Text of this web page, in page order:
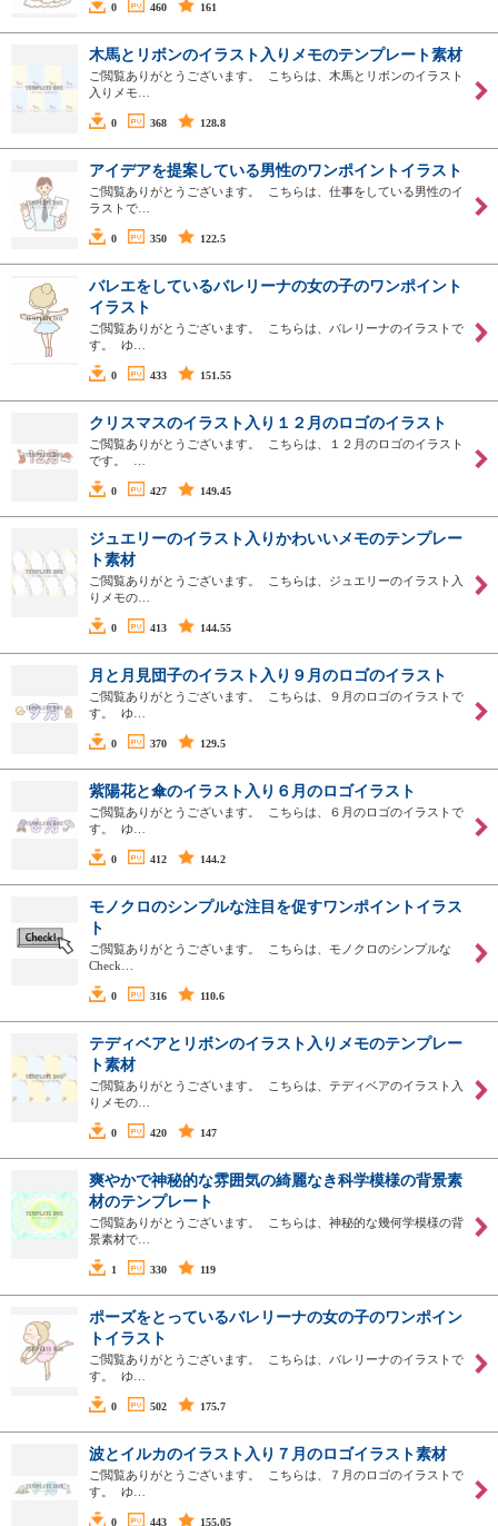
0 460 161
木馬とリボンのイラスト入りメモのテンプレート素材
ご閲覧ありがとうございます。 こちらは、木馬とリボンのイラスト
入りメモ…
0 368 128.8
アイデアを提案している男性のワンポイントイラスト
ご閲覧ありがとうございます。 こちらは、仕事をしている男性のイ
ラストで…
0 350 122.5
バレエをしているバレリーナの女の子のワンポイント
イラスト
ご閲覧ありがとうございます。 こちらは、バレリーナのイラストで
す。 ゆ…
0 433 151.55
クリスマスのイラスト入り１２月のロゴのイラスト
ご閲覧ありがとうございます。 こちらは、１２月のロゴのイラスト
です。 …
0 427 149.45
ジュエリーのイラスト入りかわいいメモのテンプレー
ト素材
ご閲覧ありがとうございます。 こちらは、ジュエリーのイラスト入
りメモの…
0 413 144.55
月と月見団子のイラスト入り９月のロゴのイラスト
ご閲覧ありがとうございます。 こちらは、９月のロゴのイラストで
す。 ゆ…
0 370 129.5
紫陽花と傘のイラスト入り６月のロゴイラスト
ご閲覧ありがとうございます。 こちらは、６月のロゴのイラストで
す。 ゆ…
0 412 144.2
モノクロのシンプルな注目を促すワンポイントイラス
ト
ご閲覧ありがとうございます。 こちらは、モノクロのシンプルな
Check…
0 316 110.6
テディベアとリボンのイラスト入りメモのテンプレー
ト素材
ご閲覧ありがとうございます。 こちらは、テディベアのイラスト入
りメモの…
0 420 147
爽やかで神秘的な雰囲気の綺麗なき科学模様の背景素
材のテンプレート
ご閲覧ありがとうございます。 こちらは、神秘的な幾何学模様の背
景素材で…
1 330 119
ポーズをとっているバレリーナの女の子のワンポイン
トイラスト
ご閲覧ありがとうございます。 こちらは、バレリーナのイラストで
す。 ゆ…
0 502 175.7
波とイルカのイラスト入り７月のロゴイラスト素材
ご閲覧ありがとうございます。 こちらは、７月のロゴのイラストで
す。 ゆ…
0 443 155.05